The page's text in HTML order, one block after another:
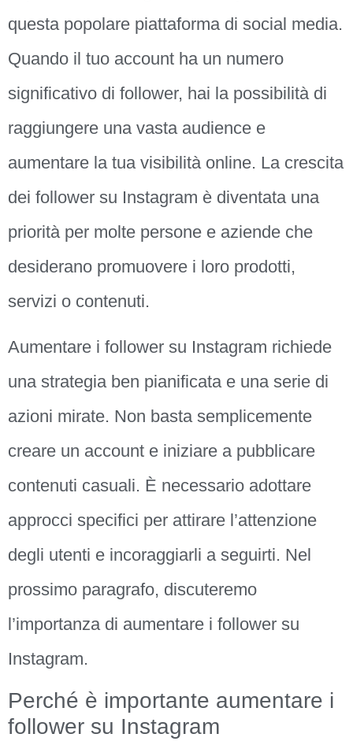
questa popolare piattaforma di social media.
Quando il tuo account ha un numero
significativo di follower, hai la possibilità di
raggiungere una vasta audience e
aumentare la tua visibilità online. La crescita
dei follower su Instagram è diventata una
priorità per molte persone e aziende che
desiderano promuovere i loro prodotti,
servizi o contenuti.
Aumentare i follower su Instagram richiede
una strategia ben pianificata e una serie di
azioni mirate. Non basta semplicemente
creare un account e iniziare a pubblicare
contenuti casuali. È necessario adottare
approcci specifici per attirare l’attenzione
degli utenti e incoraggiarli a seguirti. Nel
prossimo paragrafo, discuteremo
l’importanza di aumentare i follower su
Instagram.
Perché è importante aumentare i
follower su Instagram